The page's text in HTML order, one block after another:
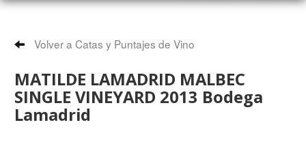
Volver a Catas y Puntajes de Vino
MATILDE LAMADRID MALBEC
SINGLE VINEYARD 2013 Bodega
Lamadrid